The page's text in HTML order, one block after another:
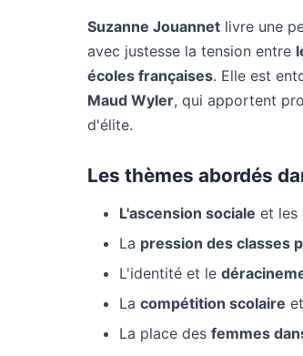
Suzanne Jouannet livre une
avec justesse la tension entre
écoles françaises. Elle est
Maud Wyler, qui apportent
d'élite.
Les thèmes abordés
L'ascension sociale et les
La pression des classes
L'identité et le
La compétition scolaire
La place des femmes